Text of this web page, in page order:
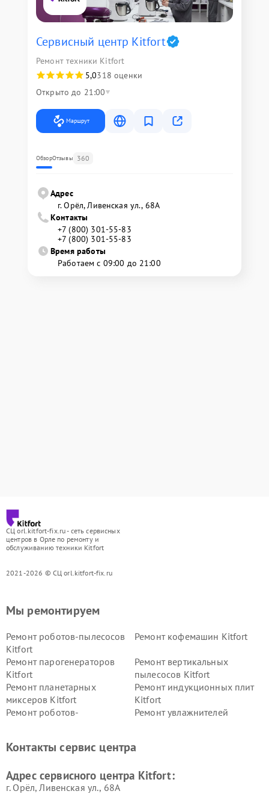
Сервисный центр Kitfort
Ремонт техники Kitfort
5,0318 оценки
Открыто до 21:00
Маршрут
ОбзорОтзывы 360
Адрес
г. Орёл, Ливенская ул., 68А
Контакты
+7 (800) 301-55-83
+7 (800) 301-55-83
Время работы
Работаем с 09:00 до 21:00
СЦ orl.kitfort-fix.ru - сеть сервисных
центров в Орле по ремонту и
обслуживанию техники Kitfort
2021-2026 © СЦ orl.kitfort-fix.ru
Мы ремонтируем
Ремонт роботов-пылесосов
Kitfort
Ремонт кофемашин Kitfort
Ремонт парогенераторов
Kitfort
Ремонт вертикальных
пылесосов Kitfort
Ремонт планетарных
миксеров Kitfort
Ремонт индукционных плит
Kitfort
Ремонт роботов-
Ремонт увлажнителей
Kitfort
Kitfort
Kitfort
Kitfort
Контакты сервис центра
Адрес сервисного центра Kitfort:
г. Орёл, Ливенская ул., 68А